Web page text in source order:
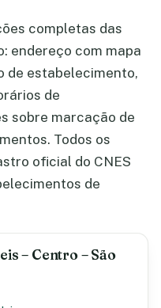
completas das
endereço com mapa
de estabelecimento,
de
sobre marcação de
Todos os
oficial do CNES
de
– Centro – São